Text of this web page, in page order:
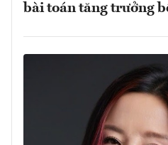
bài toán tăng trưởng